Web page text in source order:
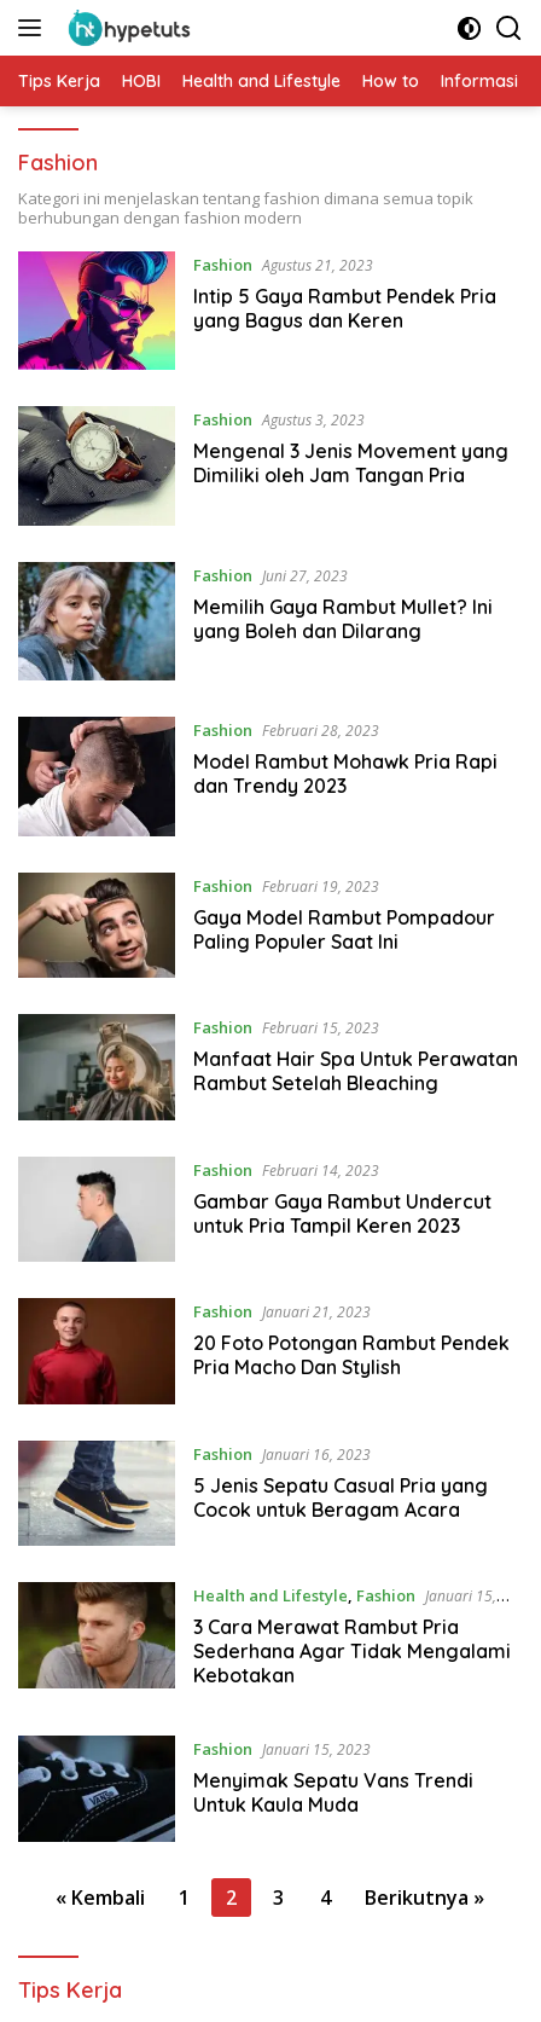
Langsung
Tips Kerja HOBI Health and Lifestyle How to Informasi
Fashion
Kategori ini menjelaskan tentang fashion dimana semua topik
berhubungan dengan fashion modern
Fashion Agustus 21, 2023
Intip 5 Gaya Rambut Pendek Pria
yang Bagus dan Keren
Fashion Agustus 3, 2023
Mengenal 3 Jenis Movement yang
Dimiliki oleh Jam Tangan Pria
Fashion Juni 27, 2023
Memilih Gaya Rambut Mullet? Ini
yang Boleh dan Dilarang
Fashion Februari 28, 2023
Model Rambut Mohawk Pria Rapi
dan Trendy 2023
Fashion Februari 19, 2023
Gaya Model Rambut Pompadour
Paling Populer Saat Ini
Fashion Februari 15, 2023
Manfaat Hair Spa Untuk Perawatan
Rambut Setelah Bleaching
Fashion Februari 14, 2023
Gambar Gaya Rambut Undercut
untuk Pria Tampil Keren 2023
Fashion Januari 21, 2023
20 Foto Potongan Rambut Pendek
Pria Macho Dan Stylish
Fashion Januari 16, 2023
5 Jenis Sepatu Casual Pria yang
Cocok untuk Beragam Acara
Health and Lifestyle, Fashion Januari 15,
2023
3 Cara Merawat Rambut Pria
Sederhana Agar Tidak Mengalami
Kebotakan
Fashion Januari 15, 2023
Menyimak Sepatu Vans Trendi
Untuk Kaula Muda
Paginasi
« Kembali 1 2 3 4 Berikutnya »
Tips Kerja